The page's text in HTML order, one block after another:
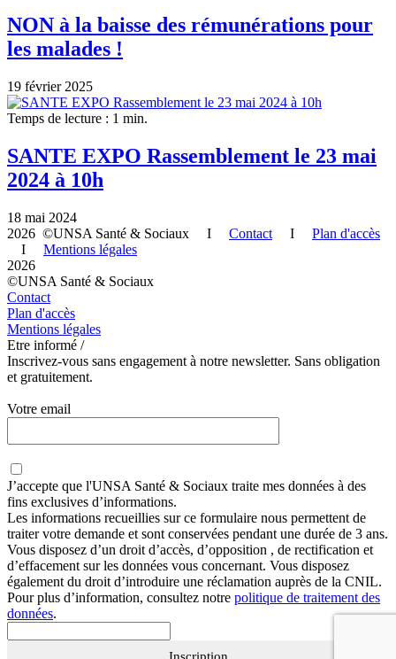
NON à la baisse des rémunérations pour
les malades !
19 février 2025
Temps de lecture : 1 min.
SANTE EXPO Rassemblement le 23 mai
2024 à 10h
18 mai 2024
2026 ©UNSA Santé & Sociaux I Contact I Plan d'accès
I Mentions légales
2026
©UNSA Santé & Sociaux
Contact
Plan d'accès
Mentions légales
Etre informé /
Inscrivez-vous sans engagement à notre newsletter. Sans obligation
et gratuitement.
Votre email
J’accepte que l'UNSA Santé & Sociaux traite mes données à des
fins exclusives d’informations.
Les informations recueillies sur ce formulaire nous permettent de
traiter votre demande et sont conservées pendant une durée de 3 ans.
Vous disposez d’un droit d’accès, d’opposition , de rectification et
d’effacement sur les données vous concernant. Vous disposez
également du droit d’introduire une réclamation auprès de la CNIL.
Pour plus d’information, consultez notre politique de traitement des
données.
Inscription